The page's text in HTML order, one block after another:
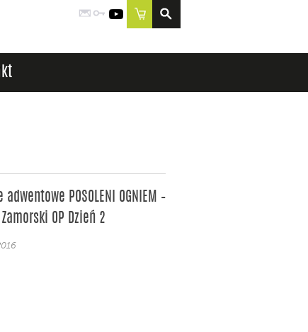
Poczta
Logowanie
YouTube
Sklep
POSOLENI OGNIEM –
OP Dzień 2